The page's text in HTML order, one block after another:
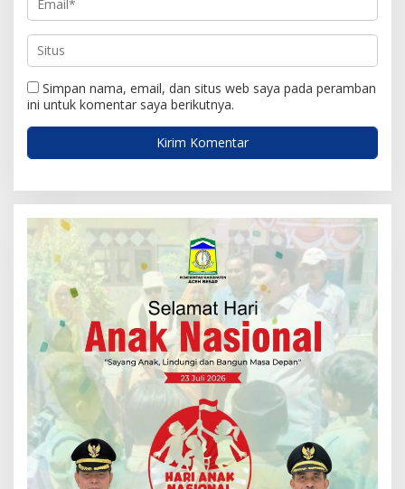
Simpan nama, email, dan situs web saya pada peramban
ini untuk komentar saya berikutnya.